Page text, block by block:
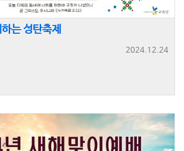
는 성탄축제
2024.12.24